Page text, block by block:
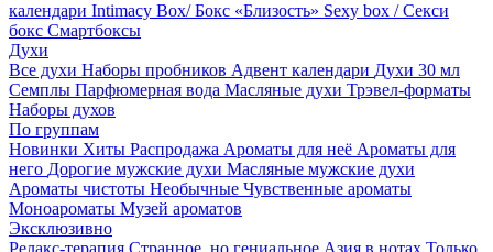
календари Intimacy Box/ Бокс «Близость» Sexy box / Секси
бокс Смартбоксы
Духи
Все духи Наборы пробников Адвент календари Духи 30 мл
Семплы Парфюмерная вода Масляные духи Трэвел-форматы
Наборы духов
По группам
Новинки Хиты Распродажа Ароматы для неё Ароматы для
него Дорогие мужские духи Масляные мужские духи
Ароматы чистоты Необычные Чувственные ароматы
Моноароматы Музей ароматов
Эксклюзивно
Релакс-терапия Странное, но гениальное Азия в нотах Только